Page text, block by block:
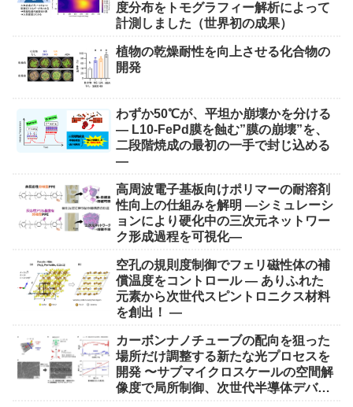
度分布をトモグラフィー解析によって
計測しました（世界初の成果）
植物の乾燥耐性を向上させる化合物の
開発
わずか50℃が、平坦か崩壊かを分ける
― L10-FePd膜を蝕む”膜の崩壊”を、
二段階焼成の最初の一手で封じ込める
―
高周波電子基板向けポリマーの耐溶剤
性向上の仕組みを解明 ―シミュレーシ
ョンにより硬化中の三次元ネットワー
ク形成過程を可視化―
空孔の規則度制御でフェリ磁性体の補
償温度をコントロール ― ありふれた
元素から次世代スピントロニクス材料
を創出！ ―
カーボンナノチューブの配向を狙った
場所だけ調整する新たな光プロセスを
開発 〜サブマイクロスケールの空間解
像度で局所制御、次世代半導体デバイ